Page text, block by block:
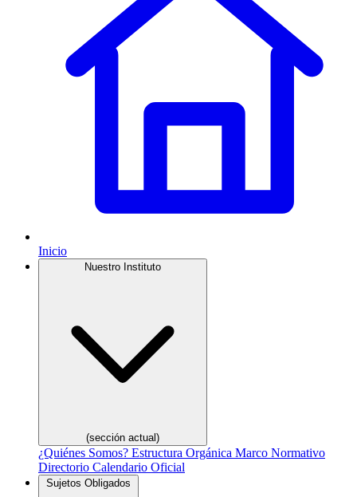
Inicio
Nuestro Instituto
(sección actual)
¿Quiénes Somos? Estructura Orgánica Marco Normativo
Directorio Calendario Oficial
Sujetos Obligados